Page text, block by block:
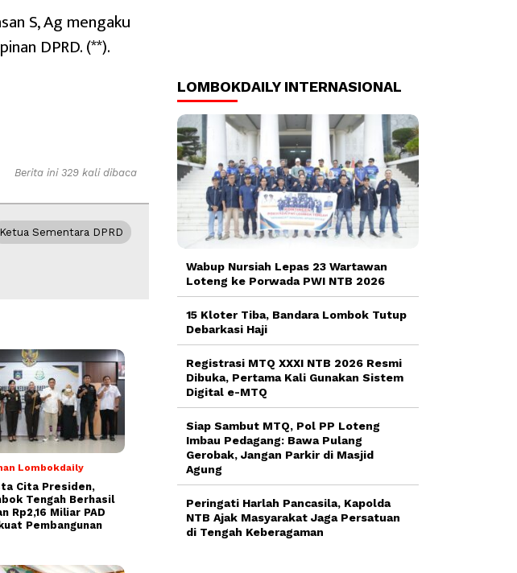
S, Ag mengaku
DPRD. (**).
Berita ini 329 kali dibaca
Ketua Sementara DPRD
Lombokdaily
Cita Presiden,
Tengah Berhasil
Rp2,16 Miliar PAD
Pembangunan
LOMBOKDAILY INTERNASIONAL
Wabup Nursiah Lepas 23 Wartawan
Loteng ke Porwada PWI NTB 2026
15 Kloter Tiba, Bandara Lombok Tutup
Debarkasi Haji
Registrasi MTQ XXXI NTB 2026 Resmi
Dibuka, Pertama Kali Gunakan Sistem
Digital e-MTQ
Siap Sambut MTQ, Pol PP Loteng
Imbau Pedagang: Bawa Pulang
Gerobak, Jangan Parkir di Masjid
Agung
Peringati Harlah Pancasila, Kapolda
NTB Ajak Masyarakat Jaga Persatuan
di Tengah Keberagaman